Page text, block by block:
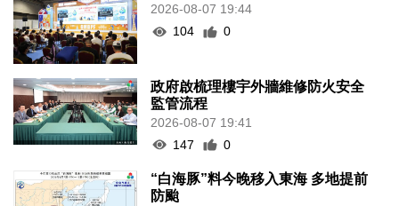
2026-08-07 19:44
104
0
政府啟梳理樓宇外牆維修防火安全
監管流程
2026-08-07 19:41
147
0
“白海豚”料今晚移入東海 多地提前
防颱